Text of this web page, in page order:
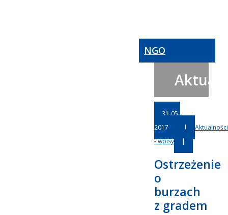
NGO
31-05-
2017
|
Aktualności
- wpisy
|
Ostrzeżenie
o
burzach
z gradem